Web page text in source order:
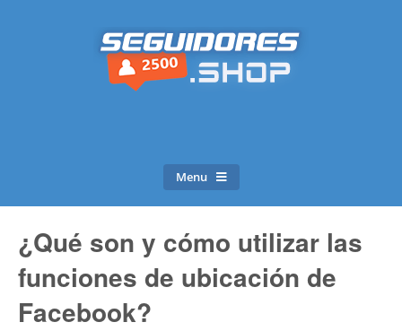
Menu
¿Qué son y cómo utilizar las
funciones de ubicación de
Facebook?